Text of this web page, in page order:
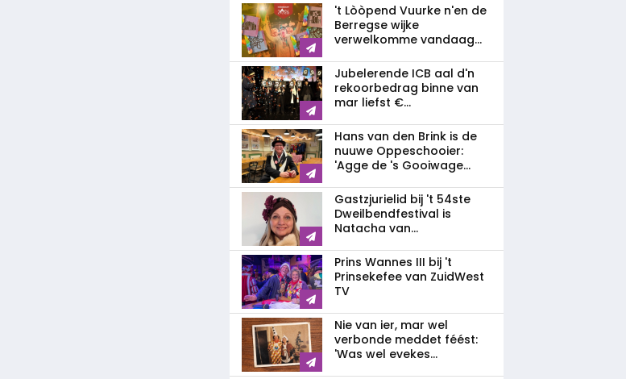
't Lòòpend Vuurke n'en de
Berregse wijke
verwelkomme vandaag...
Jubelerende ICB aal d'n
rekoorbedrag binne van
mar liefst €...
Hans van den Brink is de
nuuwe Oppeschooier:
'Agge de 's Gooiwage...
Gastzjurielid bij 't 54ste
Dweilbendfestival is
Natacha van...
Prins Wannes III bij 't
Prinsekefee van ZuidWest
TV
Nie van ier, mar wel
verbonde meddet féést:
'Was wel evekes...